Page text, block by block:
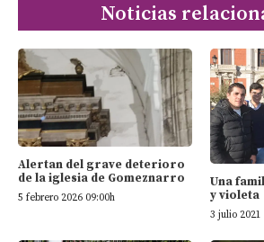
Noticias
Alertan del grave deterioro
de la iglesia de Gomeznarro
5 febrero 2026 09:00h
Una
y violeta
3 julio 2021